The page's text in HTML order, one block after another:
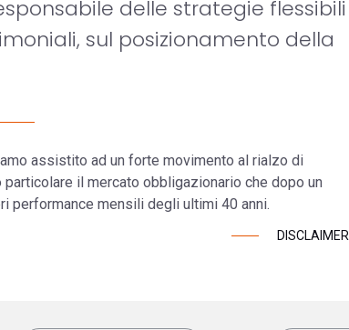
delle strategie flessibili
sul posizionamento della
assistito ad un forte movimento al rialzo di
il mercato obbligazionario che dopo un
performance mensili degli ultimi 40 anni.
DISCLAIMER